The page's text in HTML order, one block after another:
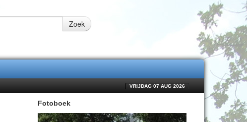
Zoek
VRIJDAG 07 AUG 2026
Fotoboek